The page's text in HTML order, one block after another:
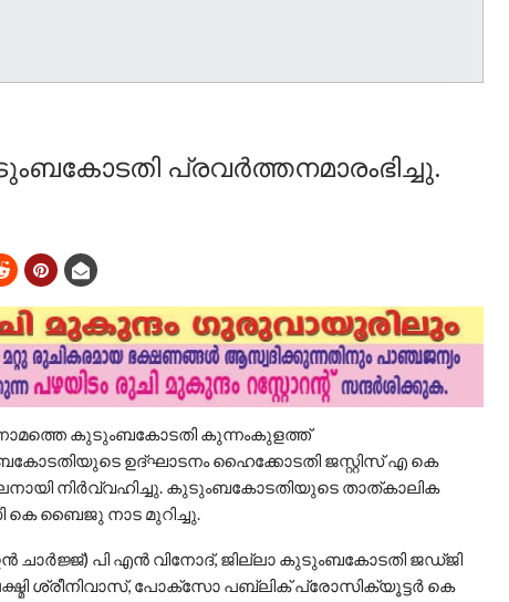
പ്രവർത്തനമാരംഭിച്ചു.
കുടുംബകോടതി കുന്നംകുളത്ത്
ഉദ്ഘാടനം ഹൈക്കോടതി ജസ്റ്റിസ് എ കെ
നിർവ്വഹിച്ചു. കുടുംബകോടതിയുടെ താത്കാലിക
കെ ബൈജു നാട മുറിച്ചു.
പി എൻ വിനോദ്, ജില്ലാ കുടുംബകോടതി ജഡ്ജി
ശ്രീനിവാസ്, പോക്സോ പബ്ലിക് പ്രോസിക്യൂട്ടർ കെ